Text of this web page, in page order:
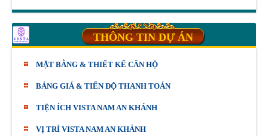
THÔNG TIN DỰ ÁN
MẶT BẰNG & THIẾT KẾ CĂN HỘ
BẢNG GIÁ & TIẾN ĐỘ THANH TOÁN
TIỆN ÍCH VISTA NAM AN KHÁNH
VỊ TRÍ VISTA NAM AN KHÁNH